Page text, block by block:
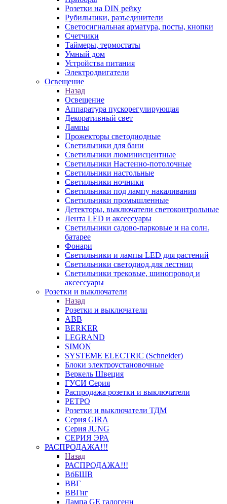
Розетки на DIN рейку
Рубильники, разъединители
Светосигнальная арматура, посты, кнопки
Счетчики
Таймеры, термостаты
Умный дом
Устройства питания
Электродвигатели
Освещение
Назад
Освещение
Аппаратура пускорегулирующая
Декоративный свет
Лампы
Прожекторы светодиодные
Светильники для бани
Светильники люминисцентные
Светильники Настенно-потолочные
Светильники настольные
Светильники ночники
Светильники под лампу накаливания
Светильники промышленные
Детекторы, выключатели светоконтрольные
Лента LED и аксессуары
Светильники садово-парковые и на солн.
батарее
Фонари
Светильники и лампы LED для растений
Светильники светодиод.для лестниц
Светильники трековые, шинопровод и
аксессуары
Розетки и выключатели
Назад
Розетки и выключатели
ABB
BERKER
LEGRAND
SIMON
SYSTEME ELECTRIC (Schneider)
Блоки электроустановочные
Веркель Швеция
ГУСИ Серия
Распродажа розетки и выключатели
РЕТРО
Розетки и выключатели ТДМ
Серия GIRA
Серия JUNG
СЕРИЯ ЭРА
РАСПРОДАЖА!!!
Назад
РАСПРОДАЖА!!!
ВбБШВ
ВВГ
ВВГнг
Лампа GE галогенн